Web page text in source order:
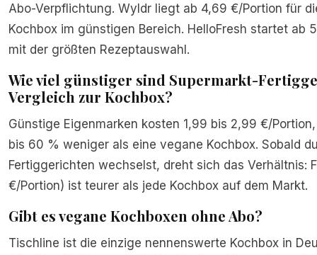
Abo-Verpflichtung. Wyldr liegt ab 4,69 €/Portion für
Kochbox im günstigen Bereich. HelloFresh startet ab
mit der größten Rezeptauswahl.
Wie viel günstiger sind Supermarkt-
Vergleich zur Kochbox?
Günstige Eigenmarken kosten 1,99 bis 2,99 €/
bis 60 % weniger als eine vegane Kochbox. Sobald
Fertiggerichten wechselst, dreht sich das Verhältnis:
€/Portion) ist teurer als jede Kochbox auf dem Markt.
Gibt es vegane Kochboxen ohne Abo?
Tischline ist die einzige nennenswerte Kochbox in